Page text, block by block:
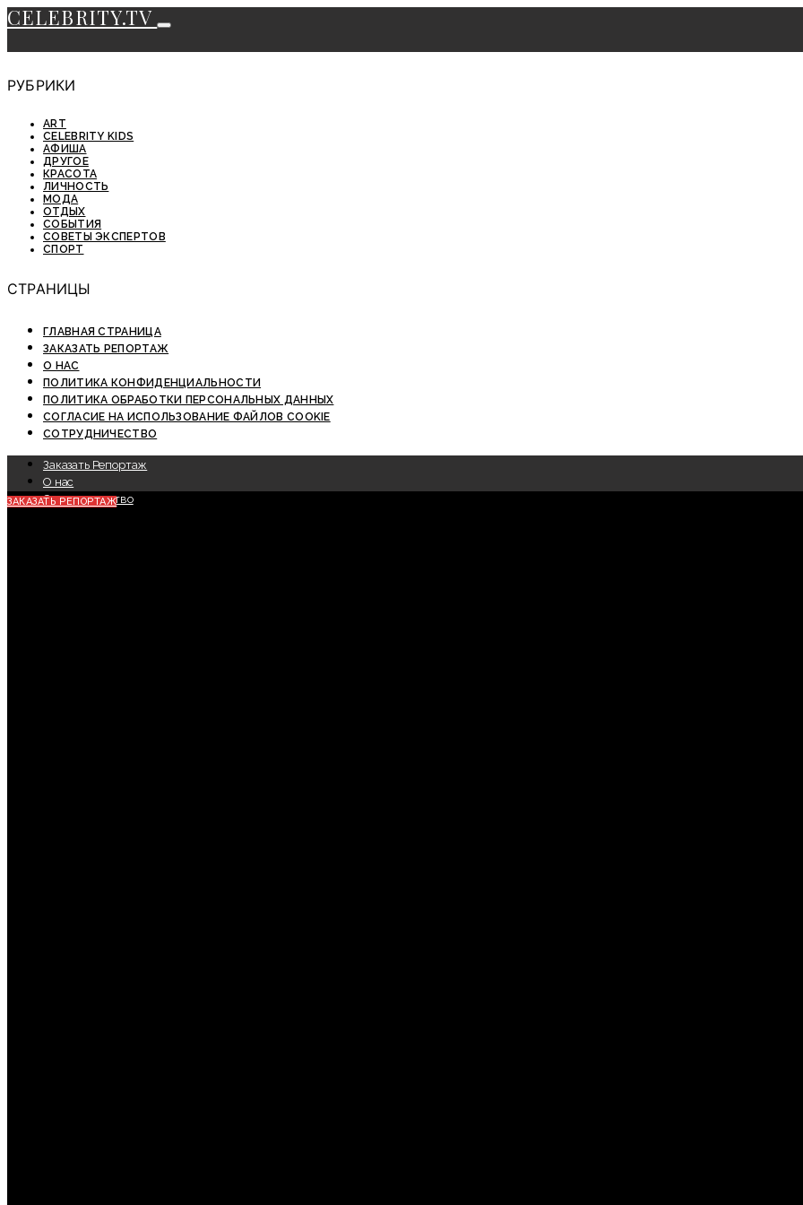
CELEBRITY.TV
РУБРИКИ
ART
CELEBRITY KIDS
АФИША
ДРУГОЕ
КРАСОТА
ЛИЧНОСТЬ
МОДА
ОТДЫХ
СОБЫТИЯ
СОВЕТЫ ЭКСПЕРТОВ
СПОРТ
СТРАНИЦЫ
ГЛАВНАЯ СТРАНИЦА
ЗАКАЗАТЬ РЕПОРТАЖ
О НАС
ПОЛИТИКА КОНФИДЕНЦИАЛЬНОСТИ
ПОЛИТИКА ОБРАБОТКИ ПЕРСОНАЛЬНЫХ ДАННЫХ
СОГЛАСИЕ НА ИСПОЛЬЗОВАНИЕ ФАЙЛОВ COOKIE
СОТРУДНИЧЕСТВО
Заказать Репортаж
О нас
Сотрудничество
ЗАКАЗАТЬ РЕПОРТАЖ